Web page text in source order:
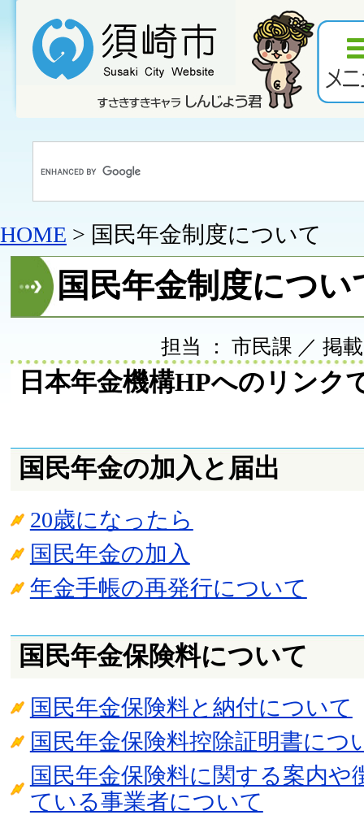
HOME > 国民年金制度について
国民年金制度につい
担当 ： 市民課 ／ 掲
日本年金機構HPへのリンク
国民年金の加入と届出
20歳になったら
国民年金の加入
年金手帳の再発行について
国民年金保険料について
国民年金保険料と納付について
国民年金保険料控除証明書につ
国民年金保険料に関する案内や
ている事業者について